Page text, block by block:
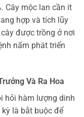
Cây mộc lan cần ít
hợp và tích lũy
được trồng ở nơi
nấm phát triển
Và Ra Hoa
hỏi hàm lượng dinh
là bắt buộc để